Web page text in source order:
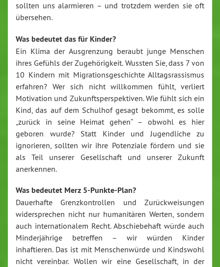
sollten uns alarmieren – und trotzdem werden sie oft
übersehen.
Was bedeutet das für Kinder?
Ein Klima der Ausgrenzung beraubt junge Menschen
ihres Gefühls der Zugehörigkeit. Wussten Sie, dass 7 von
10 Kindern mit Migrationsgeschichte Alltagsrassismus
erfahren? Wer sich nicht willkommen fühlt, verliert
Motivation und Zukunftsperspektiven. Wie fühlt sich ein
Kind, das auf dem Schulhof gesagt bekommt, es solle
„zurück in seine Heimat gehen“ – obwohl es hier
geboren wurde? Statt Kinder und Jugendliche zu
ignorieren, sollten wir ihre Potenziale fördern und sie
als Teil unserer Gesellschaft und unserer Zukunft
anerkennen.
Was bedeutet Merz 5-Punkte-Plan?
Dauerhafte Grenzkontrollen und Zurückweisungen
widersprechen nicht nur humanitären Werten, sondern
auch internationalem Recht. Abschiebehaft würde auch
Minderjährige betreffen – wir würden Kinder
inhaftieren. Das ist mit Menschenwürde und Kindswohl
nicht vereinbar. Wollen wir eine Gesellschaft, in der